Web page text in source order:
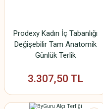
Prodexy Kadın İç Tabanlığı
Değişebilir Tam Anatomik
Günlük Terlik
3.307,50 TL